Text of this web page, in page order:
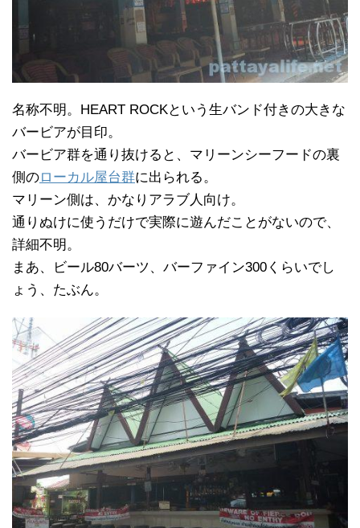
名称不明。HEART ROCKという生バンド付きの大きな
バービアが目印。
バービア群を通り抜けると、マリーンシーフードの裏
側のローカル屋台群に出られる。
マリーン側は、かなりアラブ人向け。
通りぬけに使うだけで実際に遊んだことがないので、
詳細不明。
まあ、ビール80バーツ、バーファイン300くらいでし
ょう、たぶん。